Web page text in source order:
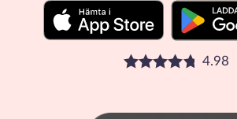
Betyg: 4.98 stjärnor 4.98